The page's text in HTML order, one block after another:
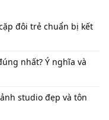
đôi trẻ chuẩn bị kết
nhất​? Ý nghĩa và
studio đẹp và tôn